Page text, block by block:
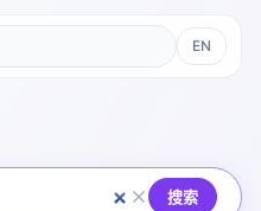
EN
搜索